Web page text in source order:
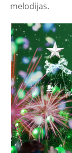
melodijas.